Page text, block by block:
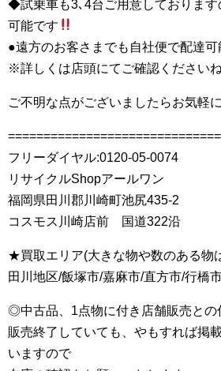
◆試乗車も3､4台ご用意しております
可能です
●遠方のお客さまでも自社便で配達可
※詳しくは店頭にてご確認ください
ご不明な点がございましたらお気軽
フリーダイヤル:0120-05-0074
リサイクルShopアールワン
福岡県田川郡川崎町池尻435-2
コスモス川崎店前 国道322沿
★買取エリア(大きな物や数のある
田川地区/飯塚市/嘉麻市/直方市/行橋
◎中古品、1点物に付き店舗販売との
販売終了していても、やもすれば掲
いますので